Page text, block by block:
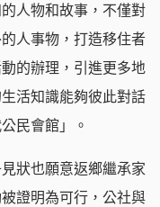
人物和故事，不僅對
人事物，打造移住者
的辦理，引進更多地
活知識能夠彼此對話
民會館」。
狀也願意返鄉繼承家
證明為可行，公社與